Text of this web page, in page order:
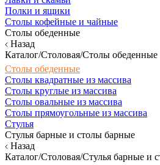
Полки и ящики
Столы кофейные и чайные
Столы обеденные
Назад
Каталог/Столовая/Столы обеденные
Столы обеденные
Столы квадратные из массива
Столы круглые из массива
Столы овальные из массива
Столы прямоугольные из массива
Стулья
Стулья барные и столы барные
Назад
Каталог/Столовая/Стулья барные и